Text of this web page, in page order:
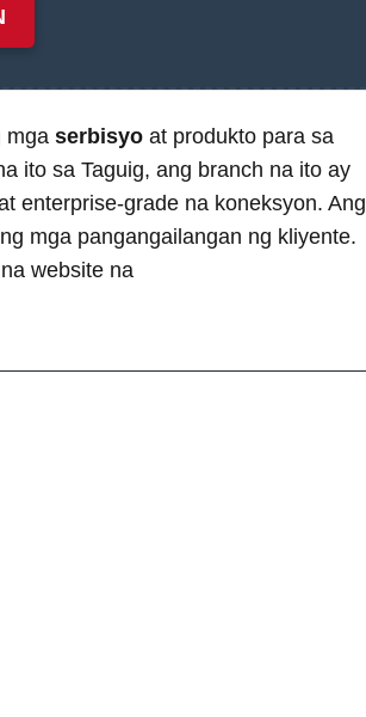
mga serbisyo at produkto para sa
ito sa Taguig, ang branch na ito ay
enterprise-grade na koneksyon. Ang
mga pangangailangan ng kliyente.
website na